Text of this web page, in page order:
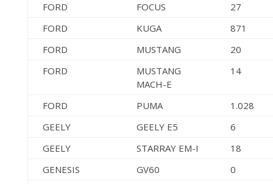
FORD
FOCUS
27
FORD
KUGA
871
FORD
MUSTANG
20
FORD
MUSTANG
MACH-E
14
FORD PUMA
1.028
GEELY
GEELY E5
6
GEELY
STARRAY EM-I
18
GENESIS
GV60
0